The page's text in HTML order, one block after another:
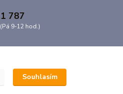
787
9-12 hod.)
Souhlasím